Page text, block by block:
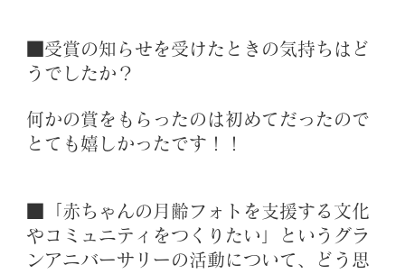
■受賞の知らせを受けたときの気持ちはど
うでしたか？
何かの賞をもらったのは初めてだったので
とても嬉しかったです！！
■「赤ちゃんの月齢フォトを支援する文化
やコミュニティをつくりたい」というグラ
ンアニバーサリーの活動について、どう思